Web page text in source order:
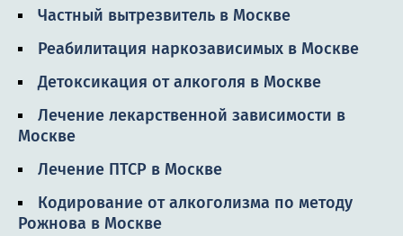
Частный вытрезвитель в Москве
Реабилитация наркозависимых в Москве
Детоксикация от алкоголя в Москве
Лечение лекарственной зависимости в
Москве
Лечение ПТСР в Москве
Кодирование от алкоголизма по методу
Рожнова в Москве